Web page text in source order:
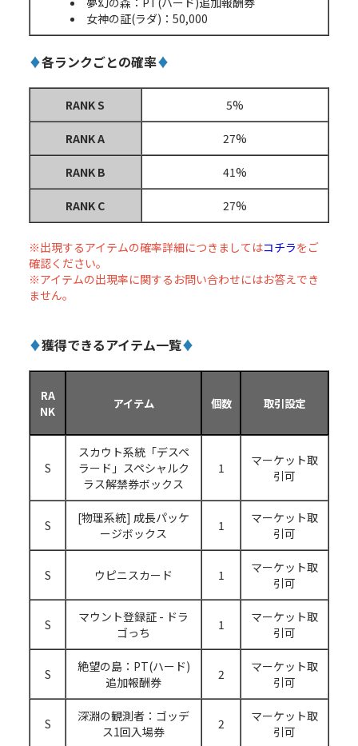
女神の証(ラダ)：50,000
♦各ランクごとの確率♦
RANK S 5%
RANK A 27%
RANK B 41%
RANK C 27%
※出現するアイテムの確率詳細につきましてはコチラをご
確認ください。
※アイテムの出現率に関するお問い合わせにはお答えでき
ません。
♦獲得できるアイテム一覧♦
RA
NK
アイテム 個数 取引設定
S
スカウト系統「デスペ
ラード」スペシャルク
ラス解禁券ボックス
1
マーケット取
引可
S
[物理系統] 成長パッケ
ージボックス
1
マーケット取
引可
S ウピニスカード 1
マーケット取
引可
S
マウント登録証 - ドラ
ゴっち
1
マーケット取
引可
S
絶望の島：PT(ハード)
追加報酬券
2
マーケット取
引可
S
深淵の観測者：ゴッデ
ス1回入場券
2
マーケット取
引可